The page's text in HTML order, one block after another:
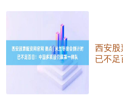
西安
已不